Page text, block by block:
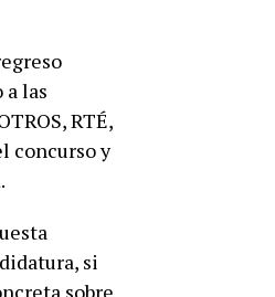
las
RTÉ,
concurso y
si